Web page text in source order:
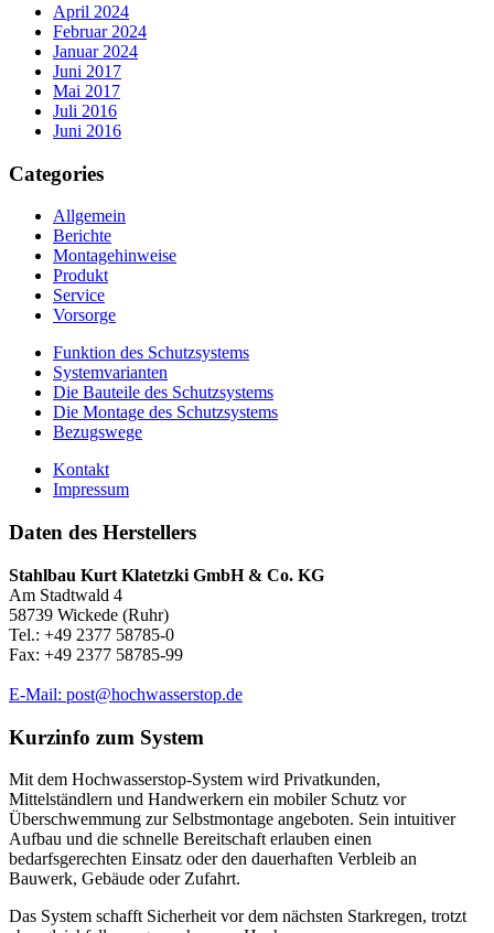
April 2024
Februar 2024
Januar 2024
Juni 2017
Mai 2017
Juli 2016
Juni 2016
Categories
Allgemein
Berichte
Montagehinweise
Produkt
Service
Vorsorge
Funktion des Schutzsystems
Systemvarianten
Die Bauteile des Schutzsystems
Die Montage des Schutzsystems
Bezugswege
Kontakt
Impressum
Daten des Herstellers
Stahlbau Kurt Klatetzki GmbH & Co. KG
Am Stadtwald 4
58739 Wickede (Ruhr)
Tel.: +49 2377 58785-0
Fax: +49 2377 58785-99
E-Mail: post@hochwasserstop.de
Kurzinfo zum System
Mit dem Hochwasserstop-System wird Privatkunden,
Mittelständlern und Handwerkern ein mobiler Schutz vor
Überschwemmung zur Selbstmontage angeboten. Sein intuitiver
Aufbau und die schnelle Bereitschaft erlauben einen
bedarfsgerechten Einsatz oder den dauerhaften Verbleib an
Bauwerk, Gebäude oder Zufahrt.
Das System schafft Sicherheit vor dem nächsten Starkregen, trotzt